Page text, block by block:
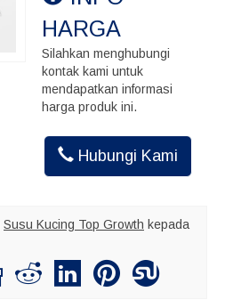
HARGA
Silahkan menghubungi
kontak kami untuk
mendapatkan informasi
harga produk ini.
Hubungi Kami
Susu Kucing Top Growth kepada